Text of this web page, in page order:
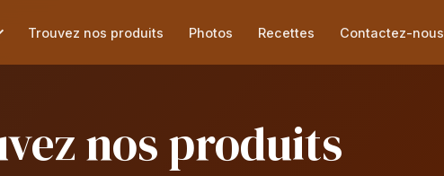
Trouvez nos produits Photos Recettes Contactez-nous
nos produits